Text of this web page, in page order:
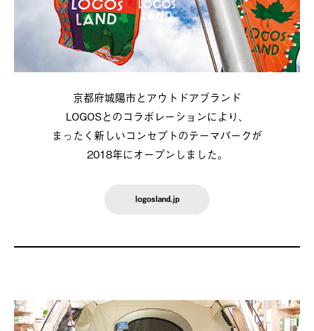
京都府城陽市とアウトドアブランド
LOGOSとのコラボレーションにより、
まったく新しいコンセプトのテーマパークが
2018年にオープンしました。
logosland.jp